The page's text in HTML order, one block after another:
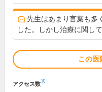
先生はあまり言葉も多
した。しかし治療に関し
この医
アクセス数※